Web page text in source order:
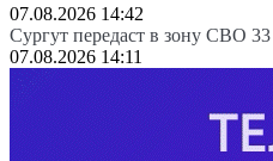
07.08.2026 14:42
Сургут передаст в зону СВО
07.08.2026 14:11